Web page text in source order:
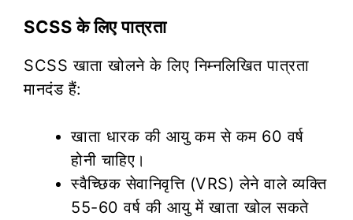
SCSS के लिए पात्रता
SCSS खाता खोलने के लिए निम्नलिखित पात्रता
मानदंड हैं:
खाता धारक की आयु कम से कम 60 वर्ष
होनी चाहिए।
स्वैच्छिक सेवानिवृत्ति (VRS) लेने वाले व्यक्ति
55-60 वर्ष की आयु में खाता खोल सकते